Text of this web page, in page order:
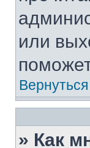
или
» Как